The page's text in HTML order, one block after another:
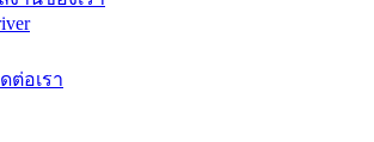
ต่อเรา